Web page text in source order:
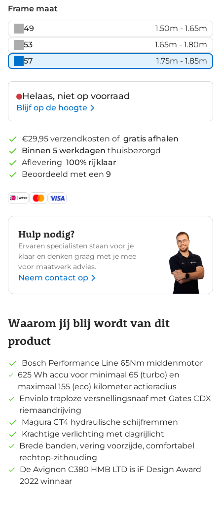
Grey
Mat
Frame maat
49
1.50m - 1.65m
53
1.65m - 1.80m
57
1.75m - 1.85m
Helaas, niet op voorraad
Blijf op de hoogte
€29,95 verzendkosten of gratis afhalen
Binnen 5 werkdagen thuisbezorgd
Aflevering 100% rijklaar
Beoordeeld met een 9
Hulp nodig?
Ervaren specialisten staan voor je
klaar en denken graag met je mee
voor maatwerk advies.
Neem contact op
Waarom jij blij wordt van dit
product
Bosch Performance Line 65Nm middenmotor
625 Wh accu voor minimaal 65 (turbo) en
maximaal 155 (eco) kilometer actieradius
Enviolo traploze versnellingsnaaf met Gates CDX
riemaandrijving
Magura CT4 hydraulische schijfremmen
Krachtige verlichting met dagrijlicht
Brede banden, vering voorzijde, comfortabel
rechtop-zithouding
De Avignon C380 HMB LTD is iF Design Award
2022 winnaar